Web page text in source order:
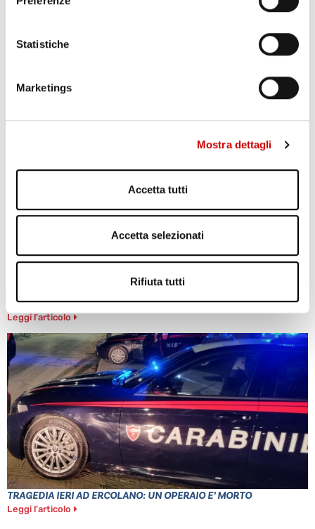
Statistiche
Marketings
Mostra dettagli
Accetta tutti
Accetta selezionati
Rifiuta tutti
PONTICELLI: DODICENNE FERITO A COLTELLATE
POZZUOLI: CITTADINI CONTRO GESTIONE EMERGENZA
BRADISISMO
Leggi l'articolo
TRAGEDIA IERI AD ERCOLANO: UN OPERAIO E’ MORTO
Leggi l'articolo